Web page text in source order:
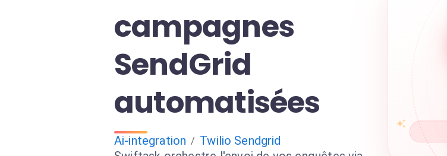
campagnes
SendGrid
automatisées
Ai-integration / Twilio Sendgrid